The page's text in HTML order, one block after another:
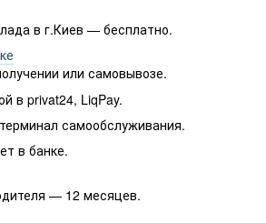
в г.Киев — бесплатно.
или самовывозе.
в privat24, LiqPay.
самообслуживания.
в банке.
— 12 месяцев.